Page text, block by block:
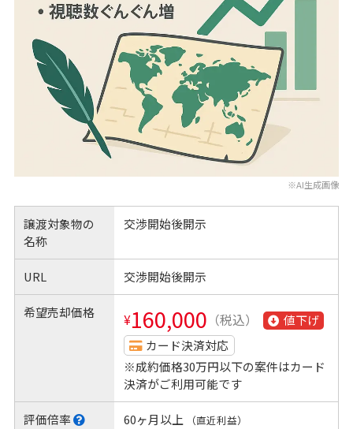
※AI生成画像
譲渡対象物の
名称
交渉開始後開示
URL 交渉開始後開示
希望売却価格 ¥160,000 （税込）
値下げ
カード決済対応
※成約価格30万円以下の案件はカード
決済がご利用可能です
評価倍率 60ヶ月以上 （直近利益）